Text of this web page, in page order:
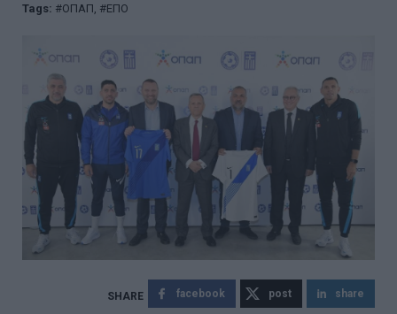
Tags:
OΠΑΠ, ΕΠΟ
facebook post share